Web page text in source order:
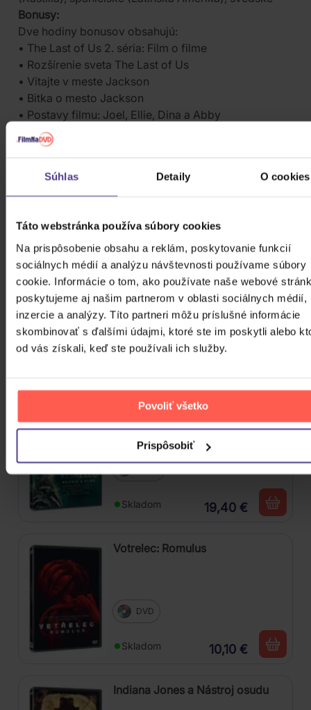
Súhlas Detaily O cookies
Táto webstránka používa súbory cookies
Na prispôsobenie obsahu a reklám, poskytovanie funkcií
sociálnych médií a analýzu návštevnosti používame súbory
cookie. Informácie o tom, ako používate naše webové
poskytujeme aj našim partnerom v oblasti sociálnych médií,
inzercie a analýzy. Títo partneri môžu príslušné informácie
skombinovať s ďalšími údajmi, ktoré ste im poskytli alebo
od vás získali, keď ste používali ich služby.
Povoliť všetko
Prispôsobiť
Bonusy:
Dve hodiny bonusov obsahujú:
• The Last of Us 2. séria: Film o filme
• Rozšírenie sveta The Last of Us
• Vitajte v meste Jackson
• Bitka o mesto Jackson
• Postavy filmu: Joel, Ellie, Dina a Abby
• Doteraz nezverejnené dokumenty: Cesta Ellie, Pod
povrchom: Vizuálne efekty v The Last of Us
2025 / Seriál / 377 minút / USA
V predaji od: 1. 10. 2025
DRÁMA, AKČNÝ & SCI-FI 2020 - 2026
Ferda: Nová dobrodružství 1,2
DVD
Vetřelec kolekcia 6 filmů
Skladom 19,40 €
Votrelec: Romulus
DVD
Skladom 10,10 €
Indiana Jones a Nástroj osudu